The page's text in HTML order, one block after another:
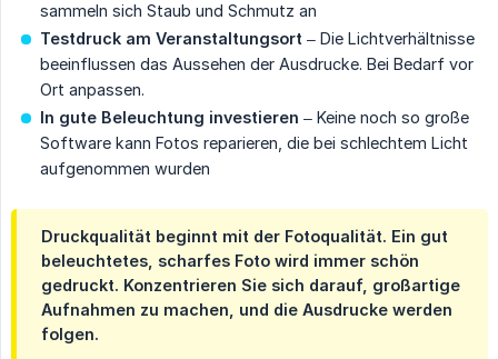
sammeln sich Staub und Schmutz an
Testdruck am Veranstaltungsort – Die Lichtverhältnisse
beeinflussen das Aussehen der Ausdrucke. Bei Bedarf vor
Ort anpassen.
In gute Beleuchtung investieren – Keine noch so große
Software kann Fotos reparieren, die bei schlechtem Licht
aufgenommen wurden
Druckqualität beginnt mit der Fotoqualität. Ein gut
beleuchtetes, scharfes Foto wird immer schön
gedruckt. Konzentrieren Sie sich darauf, großartige
Aufnahmen zu machen, und die Ausdrucke werden
folgen.